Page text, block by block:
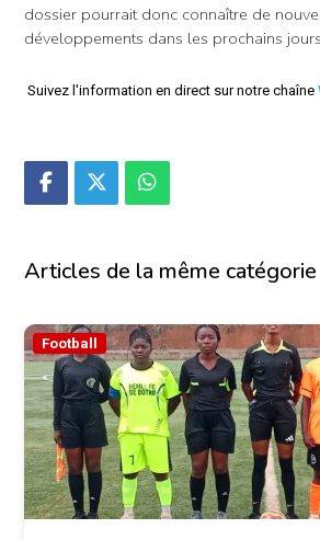
dossier pourrait donc connaître de
développements dans les prochains
Suivez l'information en direct sur notre chaîne
Articles de la même catégorie
Football